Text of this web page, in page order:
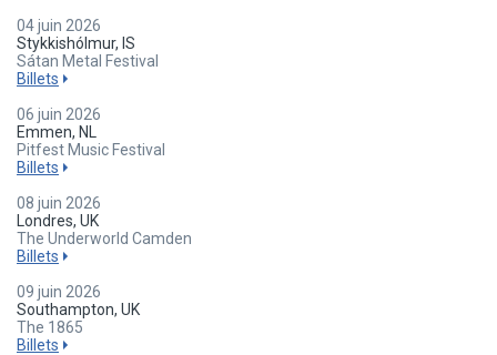
04 juin 2026
Stykkishólmur, IS
Sátan Metal Festival
Billets
06 juin 2026
Emmen, NL
Pitfest Music Festival
Billets
08 juin 2026
Londres, UK
The Underworld Camden
Billets
09 juin 2026
Southampton, UK
The 1865
Billets